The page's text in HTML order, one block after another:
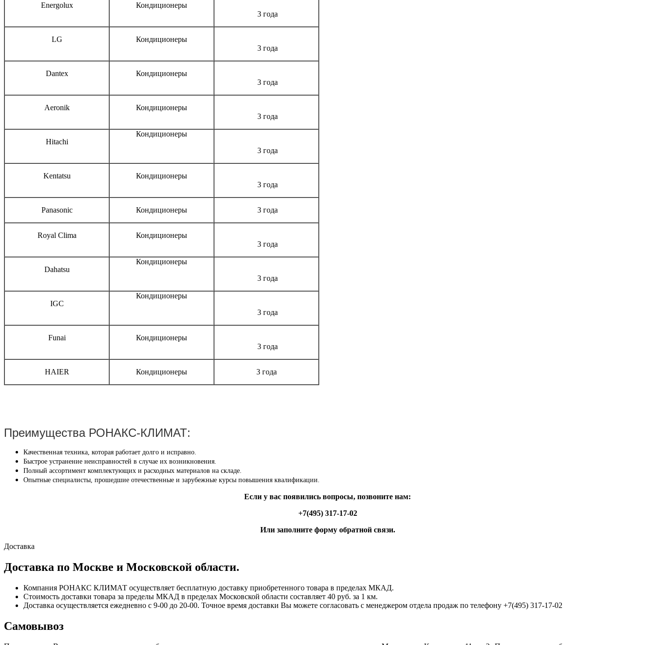
Energolux
Кондиционеры
3 года
LG
Кондиционеры
3 года
Dantex
Кондиционеры
3 года
Aeronik
Кондиционеры
3 года
Hitachi
Кондиционеры
3 года
Kentatsu
Кондиционеры
3 года
Panasonic Кондиционеры 3 года
Royal Clima
Кондиционеры
3 года
Dahatsu
Кондиционеры
3 года
IGC
Кондиционеры
3 года
Funai
Кондиционеры
3 года
HAIER Кондиционеры 3 года
Преимущества РОНАКС-КЛИМАТ:
Качественная техника, которая работает долго и исправно.
Быстрое устранение неисправностей в случае их возникновения.
Полный ассортимент комплектующих и расходных материалов на складе.
Опытные специалисты, прошедшие отечественные и зарубежные курсы повышения квалификации.
Если у вас появились вопросы, позвоните нам:
+7(495) 317-17-02
Или заполните форму обратной связи.
Доставка
Доставка по Москве и Московской области.
Компания РОНАКС КЛИМАТ осуществляет бесплатную доставку приобретенного товара в пределах МКАД.
Стоимость доставки товара за пределы МКАД в пределах Московской области составляет 40 руб. за 1 км.
Доставка осуществляется ежедневно с 9-00 до 20-00. Точное время доставки Вы можете согласовать с менеджером отдела продаж по телефону +7(495) 317-17-02
Самовывоз